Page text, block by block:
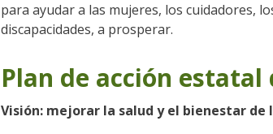
para ayudar a las mujeres, los cuidadores,
discapacidades, a prosperar.
Plan de acción estatal
Visión: mejorar la salud y el bienestar